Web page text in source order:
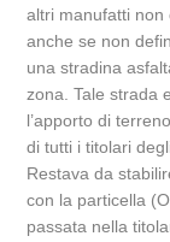
altri manufatti non
anche se non
una stradina
zona. Tale strada
l’apporto di
di tutti i titolari
Restava da
con la particella
passata nella